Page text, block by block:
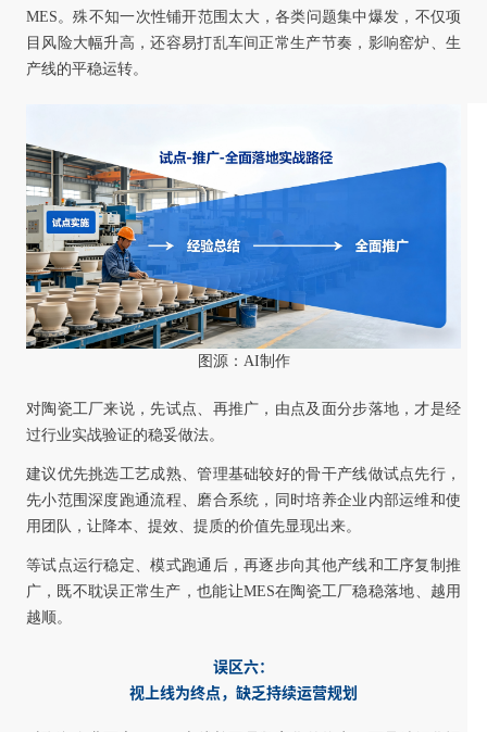
MES。殊不知一次性铺开范围太大，各类问题集中爆发，不仅项
目风险大幅升高，还容易打乱车间正常生产节奏，影响窑炉、生
产线的平稳运转。
图源：AI制作
对陶瓷工厂来说，先试点、再推广，由点及面分步落地，才是经
过行业实战验证的稳妥做法。
建议优先挑选工艺成熟、管理基础较好的骨干产线做试点先行，
先小范围深度跑通流程、磨合系统，同时培养企业内部运维和使
用团队，让降本、提效、提质的价值先显现出来。
等试点运行稳定、模式跑通后，再逐步向其他产线和工序复制推
广，既不耽误正常生产，也能让MES在陶瓷工厂稳稳落地、越用
越顺。
误区六：
视上线为终点，缺乏持续运营规划